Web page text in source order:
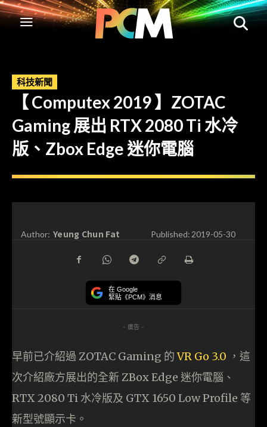
科技新聞
【 Computex 2019 】ZOTAC
Gaming 展出 RTX 2080 Ti 水冷
版、Zbox Edge 迷你電腦
Author: Yeung Chun Fat Published:2019-05-30
在 Google
緊貼《PCM》消息
- 廣告 -
早前已介紹過 ZOTAC Gaming 的VR Go 3.0 ，這
次介紹廠方展出的全新 ZBox Edge 迷你電腦、
RTX 2080 Ti 水冷版及 GTX 1650 Low Profile 等
新型號顯示卡。